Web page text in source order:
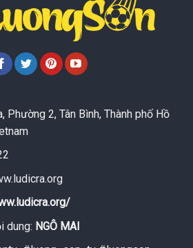
2, Tân Bình, Thành phố Hồ
dung: NGÔ MAI